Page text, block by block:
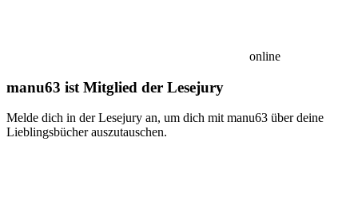
online
manu63 ist Mitglied der Lesejury
Melde dich in der Lesejury an, um dich mit manu63 über deine
Lieblingsbücher auszutauschen.